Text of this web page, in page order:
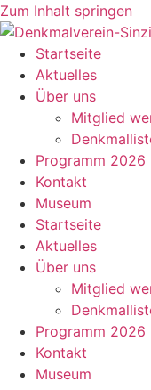
Zum Inhalt springen
Startseite
Aktuelles
Über uns
Mitglied
Programm 2026
Kontakt
Museum
Startseite
Aktuelles
Über uns
Mitglied
Programm 2026
Kontakt
Museum